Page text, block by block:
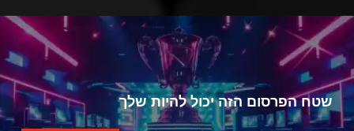
שטח הפרסום הזה יכול להיות שלך